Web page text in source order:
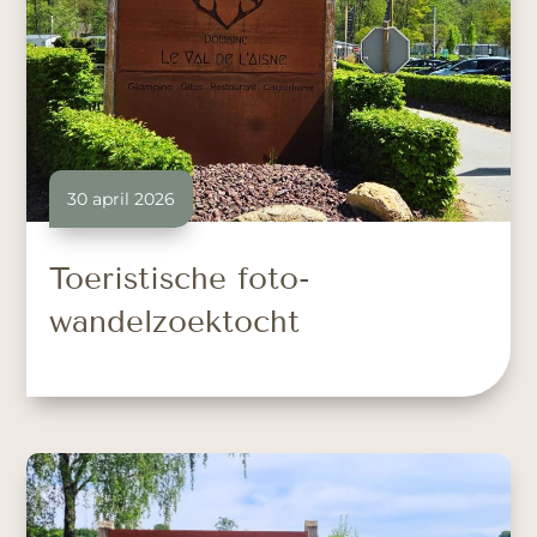
Toeristische foto-
wandelzoektocht
30 april 2026